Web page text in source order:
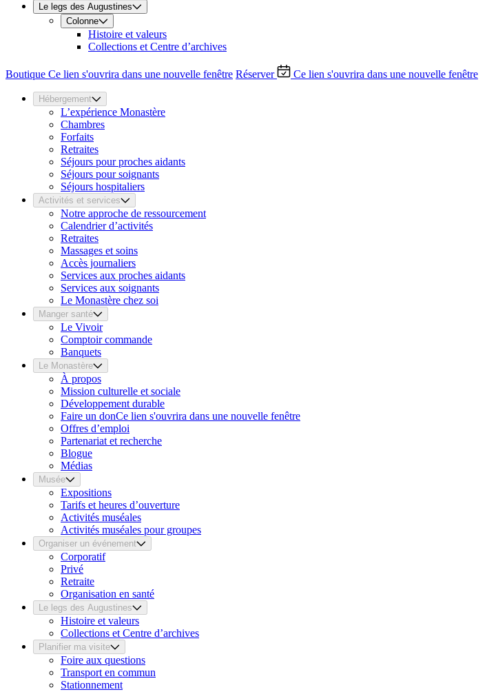
Le legs des Augustines
Colonne
Histoire et valeurs
Collections et Centre d’archives
Boutique Ce lien s'ouvrira dans une nouvelle fenêtre Réserver Ce lien s'ouvrira dans une nouvelle fenêtre
Hébergement
L’expérience Monastère
Chambres
Forfaits
Retraites
Séjours pour proches aidants
Séjours pour soignants
Séjours hospitaliers
Activités et services
Notre approche de ressourcement
Calendrier d’activités
Retraites
Massages et soins
Accès journaliers
Services aux proches aidants
Services aux soignants
Le Monastère chez soi
Manger santé
Le Vivoir
Comptoir commande
Banquets
Le Monastère
À propos
Mission culturelle et sociale
Développement durable
Faire un donCe lien s'ouvrira dans une nouvelle fenêtre
Offres d’emploi
Partenariat et recherche
Blogue
Médias
Musée
Expositions
Tarifs et heures d’ouverture
Activités muséales
Activités muséales pour groupes
Organiser un événement
Corporatif
Privé
Retraite
Organisation en santé
Le legs des Augustines
Histoire et valeurs
Collections et Centre d’archives
Planifier ma visite
Foire aux questions
Transport en commun
Stationnement